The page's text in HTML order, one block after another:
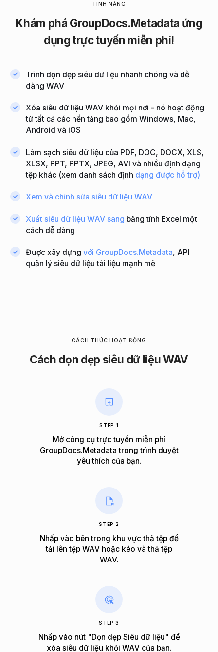
TÍNH NĂNG
Khám phá GroupDocs.Metadata ứng
dụngtrực tuyến miễn phí!
Trình dọn dẹp siêu dữ liệu nhanh chóng và dễ
dàng WAV
Xóa siêu dữ liệu WAV khỏi mọi nơi - nó hoạt động
từ tất cả các nền tảng bao gồm Windows, Mac,
Android và iOS
Làm sạch siêu dữ liệu của PDF, DOC, DOCX, XLS,
XLSX, PPT, PPTX, JPEG, AVI và nhiều định dạng
tệp khác (xem danh sách định dạng được hỗ trợ)
Xem và chỉnh sửa siêu dữ liệu WAV
Xuất siêu dữ liệu WAV sang bảng tính Excel một
cách dễ dàng
Được xây dựngvới GroupDocs.Metadata, API
quản lý siêu dữ liệu tài liệu mạnh mẽ
CÁCH THỨC HOẠT ĐỘNG
Cách dọn dẹp siêu dữ liệu WAV
STEP 1
Mở công cụ trực tuyến miễn phí
GroupDocs.Metadata trong trình duyệt
yêu thích của bạn.
STEP 2
Nhấp vào bên trong khu vực thả tệp để
tải lên tệp WAV hoặc kéo và thả tệp
WAV.
STEP 3
Nhấp vào nút "Dọn dẹp Siêu dữ liệu" để
xóa siêu dữ liệu khỏi WAV của bạn.